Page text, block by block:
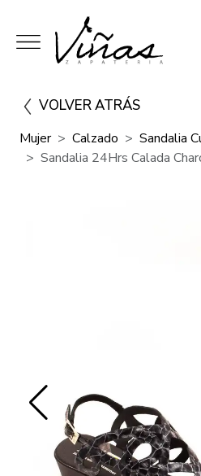
VOLVER ATRÁS
Mujer Calzado
Sandalia
Sandalia 24Hrs Calada